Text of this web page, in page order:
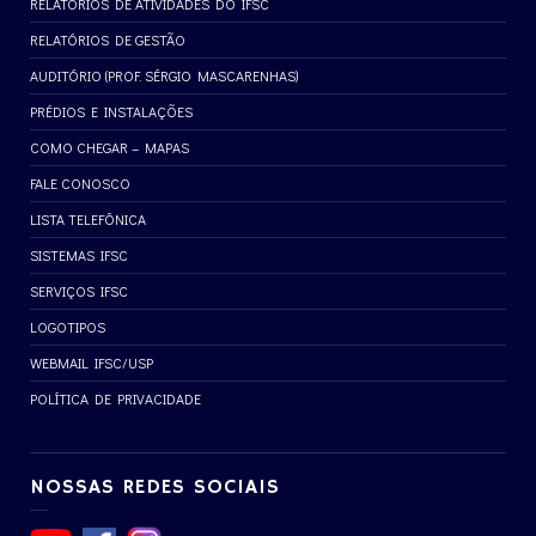
RELATÓRIOS DE GESTÃO
AUDITÓRIO (PROF. SÉRGIO MASCARENHAS)
PRÉDIOS E INSTALAÇÕES
COMO CHEGAR – MAPAS
FALE CONOSCO
LISTA TELEFÔNICA
SISTEMAS IFSC
SERVIÇOS IFSC
LOGOTIPOS
WEBMAIL IFSC/USP
POLÍTICA DE PRIVACIDADE
NOSSAS REDES SOCIAIS